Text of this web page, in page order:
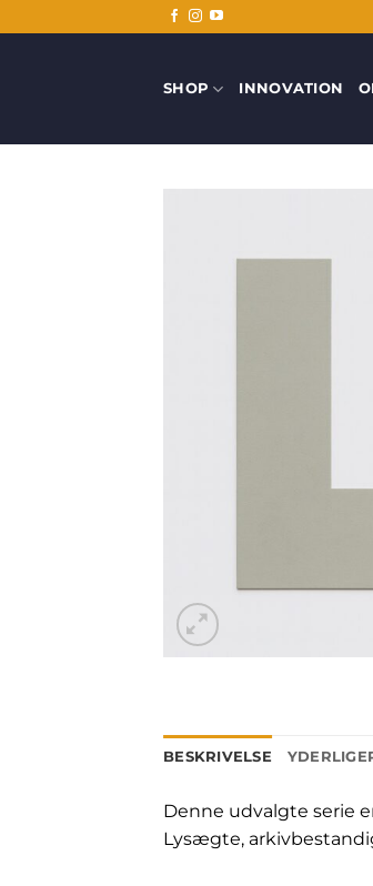
til
SHOP INNOVATION
BESKRIVELSE
Denne udvalgte serie
Lysægte,